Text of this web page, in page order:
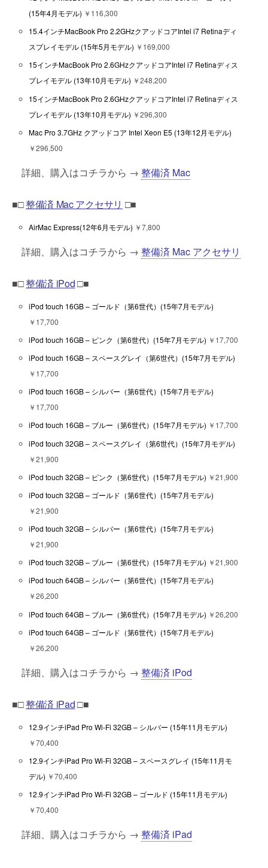
(15年4月モデル) ￥116,300
15.4インチMacBook Pro 2.2GHzクアッドコアIntel i7 Retinaディ
スプレイモデル (15年5月モデル) ￥169,000
15インチMacBook Pro 2.6GHzクアッドコアIntel i7 Retinaディス
プレイモデル (13年10月モデル) ￥248,200
15インチMacBook Pro 2.6GHzクアッドコアIntel i7 Retinaディス
プレイモデル (13年10月モデル) ￥296,300
Mac Pro 3.7GHz クアッドコア Intel Xeon E5 (13年12月モデル)
￥296,500
詳細、購入はコチラから → 整備済 Mac
■□整備済 Mac アクセサリ □■
AirMac Express(12年6月モデル) ￥7,800
詳細、購入はコチラから → 整備済 Mac アクセサリ
■□整備済 iPod□■
iPod touch 16GB – ゴールド（第6世代）(15年7月モデル)
￥17,700
iPod touch 16GB – ピンク（第6世代）(15年7月モデル) ￥17,700
iPod touch 16GB – スペースグレイ（第6世代）(15年7月モデル)
￥17,700
iPod touch 16GB – シルバー（第6世代）(15年7月モデル)
￥17,700
iPod touch 16GB – ブルー（第6世代）(15年7月モデル) ￥17,700
iPod touch 32GB – スペースグレイ（第6世代）(15年7月モデル)
￥21,900
iPod touch 32GB – ピンク（第6世代）(15年7月モデル) ￥21,900
iPod touch 32GB – ゴールド（第6世代）(15年7月モデル)
￥21,900
iPod touch 32GB – シルバー（第6世代）(15年7月モデル)
￥21,900
iPod touch 32GB – ブルー（第6世代）(15年7月モデル) ￥21,900
iPod touch 64GB – シルバー（第6世代）(15年7月モデル)
￥26,200
iPod touch 64GB – ブルー（第6世代）(15年7月モデル) ￥26,200
iPod touch 64GB – ゴールド（第6世代）(15年7月モデル)
￥26,200
詳細、購入はコチラから → 整備済 iPod
■□整備済 iPad□■
12.9インチiPad Pro Wi-Fi 32GB – シルバー (15年11月モデル)
￥70,400
12.9インチiPad Pro Wi-Fi 32GB – スペースグレイ (15年11月モ
デル) ￥70,400
12.9インチiPad Pro Wi-Fi 32GB – ゴールド (15年11月モデル)
￥70,400
詳細、購入はコチラから → 整備済 iPad